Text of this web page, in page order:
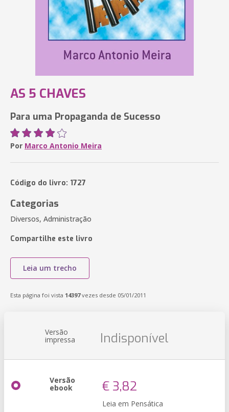
AS 5 CHAVES
Para uma Propaganda de Sucesso
Por Marco Antonio Meira
Código do livro: 1727
Categorias
Diversos, Administração
Compartilhe este livro
Leia um trecho
Esta página foi vista 14397vezes desde 05/01/2011
Versão
impressa Indisponível
Versão
ebook € 3,82
Leia em Pensática